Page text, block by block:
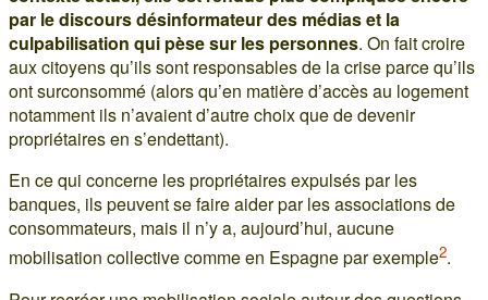
par le discours désinformateur des médias et la
culpabilisation qui pèse sur les personnes. On fait croire
aux citoyens qu’ils sont responsables de la crise parce qu’ils
ont surconsommé (alors qu’en matière d’accès au logement
notamment ils n’avaient d’autre choix que de devenir
propriétaires en s’endettant).
En ce qui concerne les propriétaires expulsés par les
banques, ils peuvent se faire aider par les associations de
consommateurs, mais il n’y a, aujourd’hui, aucune
mobilisation collective comme en Espagne par exemple2.